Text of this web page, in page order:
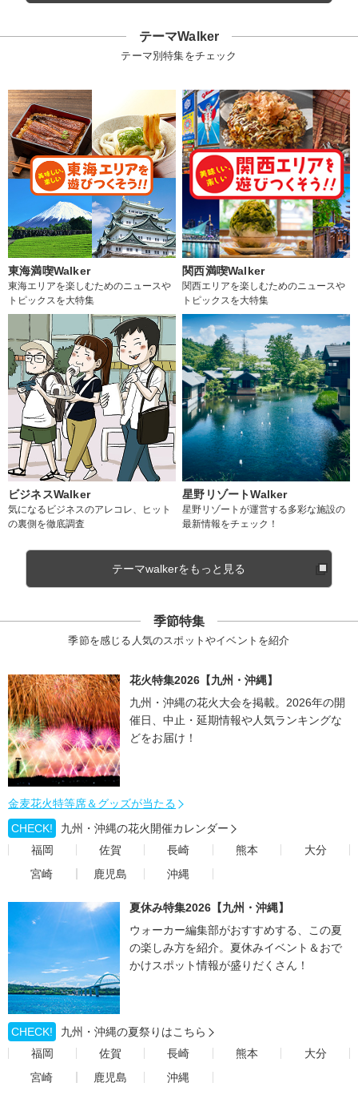
テーマWalker
テーマ別特集をチェック
東海満喫Walker
東海エリアを楽しむためのニュースや
トピックスを大特集
関西満喫Walker
関西エリアを楽しむためのニュースや
トピックスを大特集
ビジネスWalker
気になるビジネスのアレコレ、ヒット
の裏側を徹底調査
星野リゾートWalker
星野リゾートが運営する多彩な施設の
最新情報をチェック！
テーマwalkerをもっと見る
季節特集
季節を感じる人気のスポットやイベントを紹介
花火特集2026【九州・沖縄】
九州・沖縄の花火大会を掲載。2026年の開
催日、中止・延期情報や人気ランキングな
どをお届け！
金麦花火特等席＆グッズが当たる
CHECK!
九州・沖縄の花火開催カレンダー
福岡
佐賀 長崎 熊本
大分
宮崎
鹿児島 沖縄
夏休み特集2026【九州・沖縄】
ウォーカー編集部がおすすめする、この夏
の楽しみ方を紹介。夏休みイベント＆おで
かけスポット情報が盛りだくさん！
CHECK!
九州・沖縄の夏祭りはこちら
福岡
佐賀 長崎 熊本
大分
宮崎
鹿児島 沖縄